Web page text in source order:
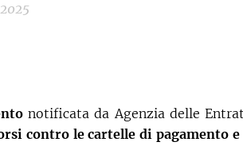
notificata da Agenzia delle
contro le cartelle di pagamento